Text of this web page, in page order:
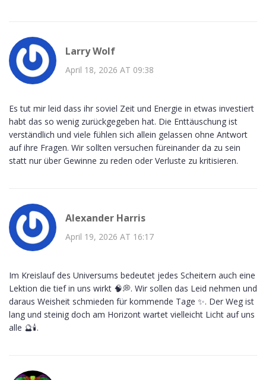
Larry Wolf
April 18, 2026 AT 09:38
Es tut mir leid dass ihr soviel Zeit und Energie in etwas investiert
habt das so wenig zurückgegeben hat. Die Enttäuschung ist
verständlich und viele fühlen sich allein gelassen ohne Antwort
auf ihre Fragen. Wir sollten versuchen füreinander da zu sein
statt nur über Gewinne zu reden oder Verluste zu kritisieren.
Alexander Harris
April 19, 2026 AT 16:17
Im Kreislauf des Universums bedeutet jedes Scheitern auch eine
Lektion die tief in uns wirkt 🧠💭. Wir sollen das Leid nehmen und
daraus Weisheit schmieden für kommende Tage ✨. Der Weg ist
lang und steinig doch am Horizont wartet vielleicht Licht auf uns
alle 🔮🕯️.